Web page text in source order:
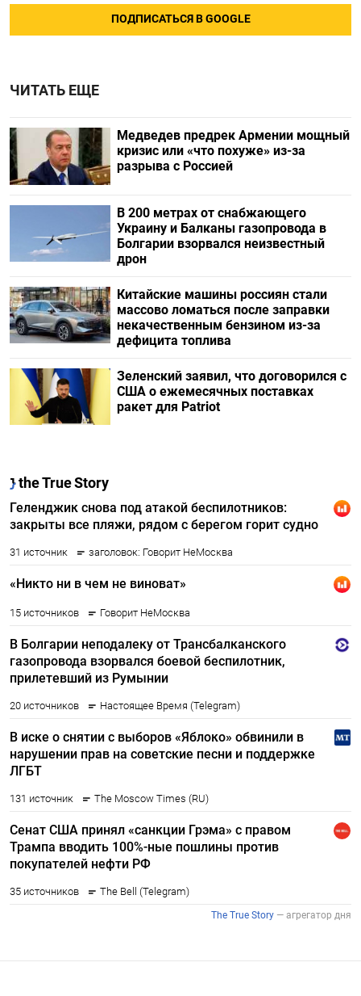
ПОДПИСАТЬСЯ В GOOGLE
ЧИТАТЬ ЕЩЕ
Медведев предрек Армении мощный
кризис или «что похуже» из-за
разрыва с Россией
В 200 метрах от снабжающего
Украину и Балканы газопровода в
Болгарии взорвался неизвестный
дрон
Китайские машины россиян стали
массово ломаться после заправки
некачественным бензином из-за
дефицита топлива
Зеленский заявил, что договорился с
США о ежемесячных поставках
ракет для Patriot